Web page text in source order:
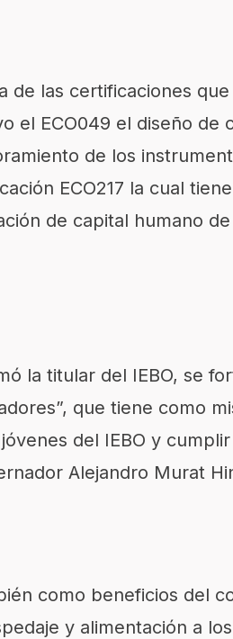
de las certificaciones que
el ECO049 el diseño de
de los
ECO217 la cual
de capital humano
la titular del IEBO, se
que tiene como
del IEBO y
Alejandro Murat
como beneficios del
y alimentación a